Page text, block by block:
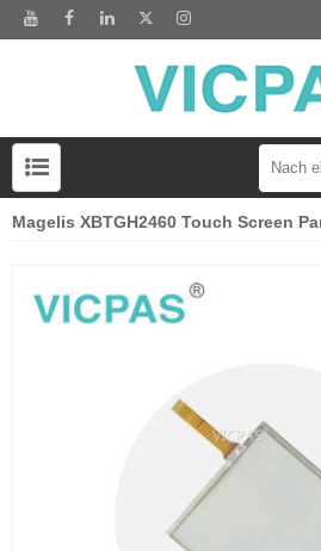
Magelis XBTGH2460 Touch Screen